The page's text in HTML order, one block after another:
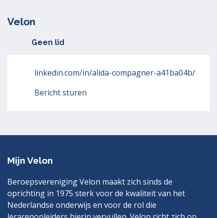
Velon
Geen lid
linkedin.com/in/alida-compagner-a41ba04b/
Bericht sturen
Mijn Velon
Beroepsvereniging Velon maakt zich sinds de
oprichting in 1975 sterk voor de kwaliteit van het
Nederlandse onderwijs en voor de rol die